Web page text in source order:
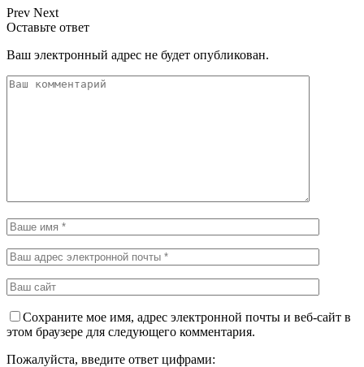
Prev Next
Оставьте ответ
Ваш электронный адрес не будет опубликован.
Сохраните мое имя, адрес электронной почты и веб-сайт в
этом браузере для следующего комментария.
Пожалуйста, введите ответ цифрами: